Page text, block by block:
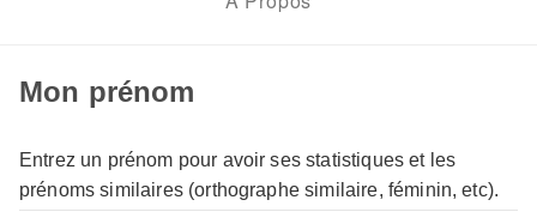
Mon prénom
Entrez un prénom pour avoir ses statistiques et les
prénoms similaires (orthographe similaire, féminin, etc).